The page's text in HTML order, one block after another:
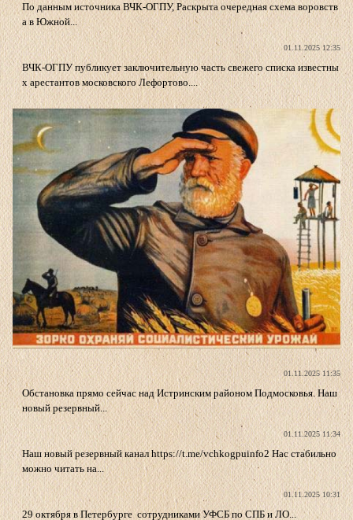
По данным источника ВЧК-ОГПУ, Раскрыта очередная схема воровств
а в Южной...
01.11.2025 12:35
ВЧК-ОГПУ публикует заключительную часть свежего списка известны
х арестантов московского Лефортово....
01.11.2025 11:35
Обстановка прямо сейчас над Истринским районом Подмосковья. Наш
новый резервный...
01.11.2025 11:34
Наш новый резервный канал https://t.me/vchkogpuinfo2 Нас стабильно
можно читать на...
01.11.2025 10:31
29 октября в Петербурге сотрудниками УФСБ по СПБ и ЛО...